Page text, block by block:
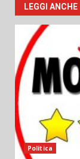
LEGGI ANCHE
Politica